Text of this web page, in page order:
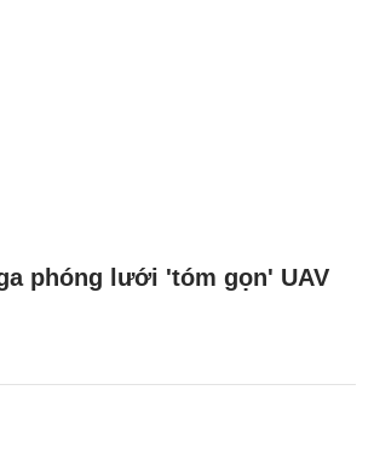
phóng lưới 'tóm gọn' UAV